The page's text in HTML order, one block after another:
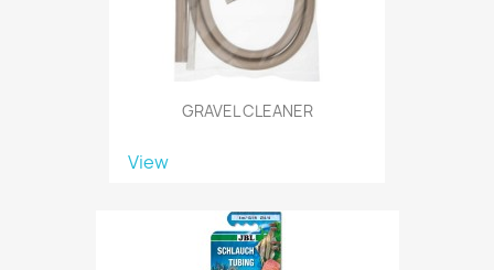
GRAVEL CLEANER
View